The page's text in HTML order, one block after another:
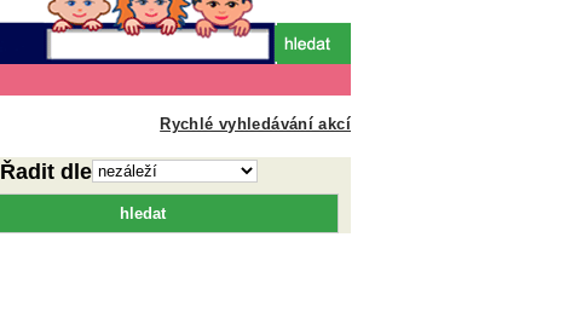
Rychlé vyhledávání akcí
Řadit dle